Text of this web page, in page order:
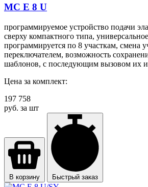
MC E 8 U
программируемое устройство подачи
сверху компактного типа,
программируется по 8 участкам, смена
переключателем, возможность
шаблонов, с последующим вызовом их
Цена за комплект:
197 758
руб. за шт
В корзину Быстрый заказ